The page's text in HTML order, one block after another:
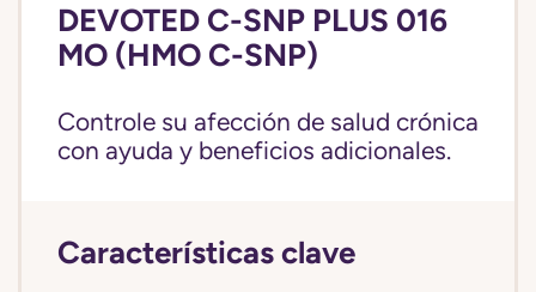
DEVOTED C-SNP PLUS 016
MO (HMO C-SNP)
Controle su afección de salud crónica
con ayuda y beneficios adicionales.
Características clave